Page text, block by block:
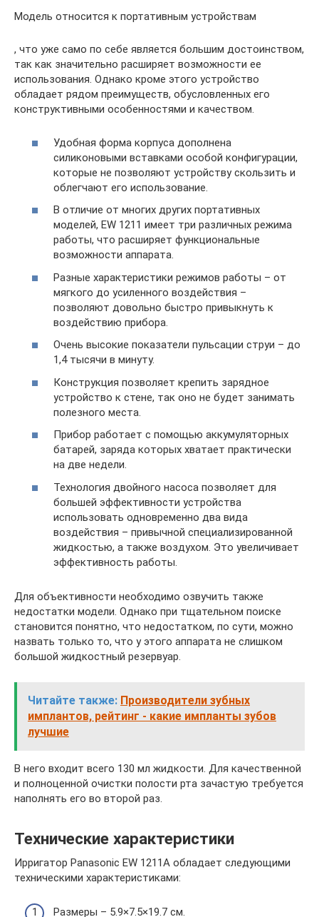
Модель относится к портативным устройствам
, что уже само по себе является большим достоинством,
так как значительно расширяет возможности ее
использования. Однако кроме этого устройство
обладает рядом преимуществ, обусловленных его
конструктивными особенностями и качеством.
Удобная форма корпуса дополнена
силиконовыми вставками особой конфигурации,
которые не позволяют устройству скользить и
облегчают его использование.
В отличие от многих других портативных
моделей, EW 1211 имеет три различных режима
работы, что расширяет функциональные
возможности аппарата.
Разные характеристики режимов работы – от
мягкого до усиленного воздействия –
позволяют довольно быстро привыкнуть к
воздействию прибора.
Очень высокие показатели пульсации струи – до
1,4 тысячи в минуту.
Конструкция позволяет крепить зарядное
устройство к стене, так оно не будет занимать
полезного места.
Прибор работает с помощью аккумуляторных
батарей, заряда которых хватает практически
на две недели.
Технология двойного насоса позволяет для
большей эффективности устройства
использовать одновременно два вида
воздействия – привычной специализированной
жидкостью, а также воздухом. Это увеличивает
эффективность работы.
Для объективности необходимо озвучить также
недостатки модели. Однако при тщательном поиске
становится понятно, что недостатком, по сути, можно
назвать только то, что у этого аппарата не слишком
большой жидкостный резервуар.
Читайте также: Производители зубных
имплантов, рейтинг - какие импланты зубов
лучшие
В него входит всего 130 мл жидкости. Для качественной
и полноценной очистки полости рта зачастую требуется
наполнять его во второй раз.
Технические характеристики
Ирригатор Panasonic EW 1211A обладает следующими
техническими характеристиками:
Размеры – 5.9×7.5×19.7 см.